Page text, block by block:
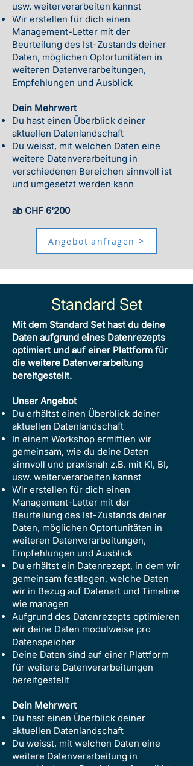
usw. weiterverarbeiten kannst
Wir erstellen für dich einen
Management-Letter mit der
Beurteilung des Ist-Zustands deiner
Daten, möglichen Optortunitäten in
weiteren Datenverarbeitungen,
Empfehlungen und Ausblick
​​Dein Mehrwert
Du hast einen Überblick deiner
aktuellen Datenlandschaft
Du weisst, mit welchen Daten eine
weitere Datenverarbeitung in
verschiedenen Bereichen sinnvoll ist
und umgesetzt werden kann
ab CHF 6'200
Angebot anfragen
Standard Set
Mit dem Standard Set hast du deine
Daten aufgrund eines Datenrezepts
optimiert und auf einer Plattform für
die weitere Datenverarbeitung
bereitgestellt.
Unser Angebot
Du erhältst einen Überblick deiner
aktuellen Datenlandschaft
In einem Workshop ermittlen wir
gemeinsam, wie du deine Daten
sinnvoll und praxisnah z.B. mit KI, BI,
usw. weiterverarbeiten kannst
Wir erstellen für dich einen
Management-Letter mit der
Beurteilung des Ist-Zustands deiner
Daten, möglichen Optortunitäten in
weiteren Datenverarbeitungen,
Empfehlungen und Ausblick
Du erhältst ein Datenrezept, in dem wir
gemeinsam festlegen, welche Daten
wir in Bezug auf Datenart und Timeline
wie managen
Aufgrund des Datenrezepts optimieren
wir deine Daten modulweise pro
Datenspeicher
Deine Daten sind auf einer Plattform
für weitere Datenverarbeitungen
bereitgestellt
Dein Mehrwert
Du hast einen Überblick deiner
aktuellen Datenlandschaft
Du weisst, mit welchen Daten eine
weitere Datenverarbeitung in